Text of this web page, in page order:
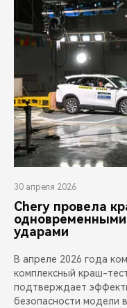
30 апреля 2026
Chery провела
ударами
В апреле 2026 года
комплексный краш-
подтверждает
безопасности модели